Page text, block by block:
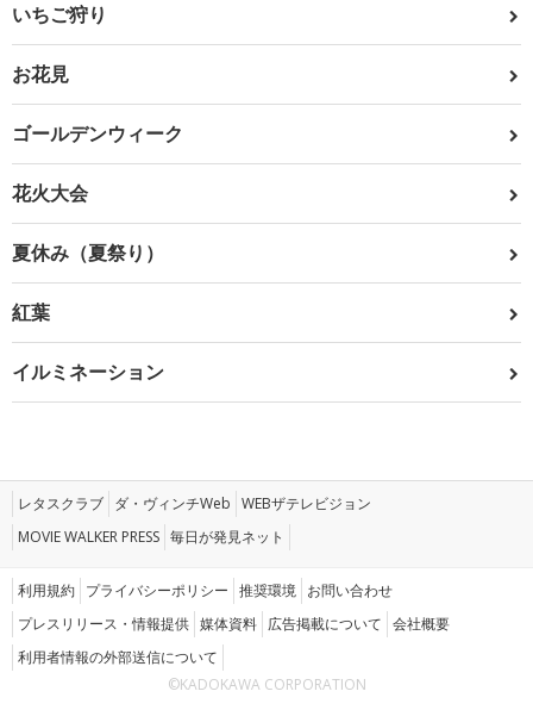
いちご狩り
お花見
ゴールデンウィーク
花火大会
夏休み（夏祭り）
紅葉
イルミネーション
レタスクラブ ダ・ヴィンチWeb WEBザテレビジョン
MOVIE WALKER PRESS 毎日が発見ネット
利用規約 プライバシーポリシー 推奨環境 お問い合わせ
プレスリリース・情報提供 媒体資料 広告掲載について 会社概要
利用者情報の外部送信について
©KADOKAWA CORPORATION